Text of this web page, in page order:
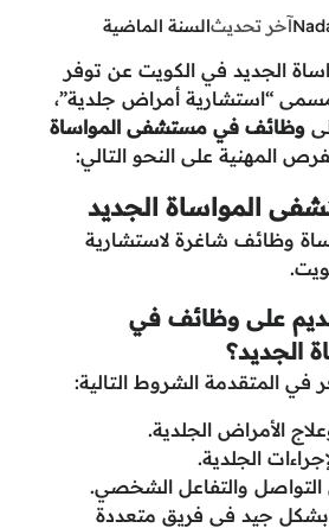
آخر تحديثالسنة الماضية
الجديد في الكويت عن توفر
“استشارية أمراض جلدية”،
وظائف في مستشفى المواساة
المهنية على النحو التالي:
المواساة الجديد
وظائف شاغرة لاستشارية
على وظائف في
الجديد؟
في المتقدمة الشروط التالية:
الأمراض الجلدية.
الجلدية.
والتفاعل الشخصي.
بشكل جيد في فريق متعددة